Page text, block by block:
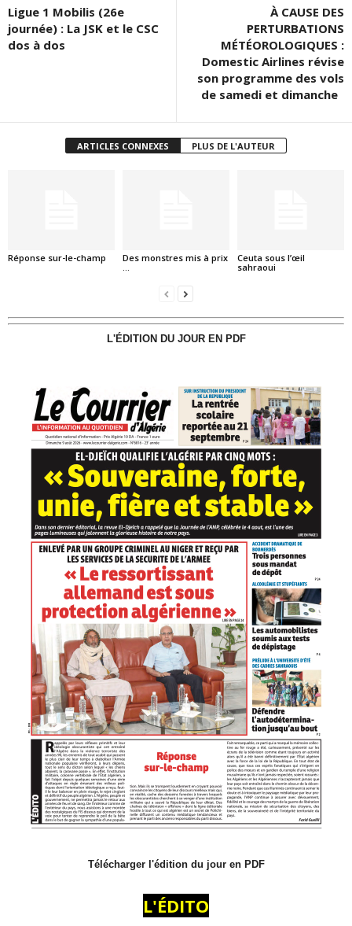
Ligue 1 Mobilis (26e
journée) : La JSK et le CSC
dos à dos
À CAUSE DES
PERTURBATIONS
MÉTÉOROLOGIQUES :
Domestic Airlines révise
son programme des vols
de samedi et dimanche
ARTICLES CONNEXES PLUS DE L'AUTEUR
Réponse sur-le-champ
Des monstres mis à prix
Ceuta sous l’œil
sahraoui
L'ÉDITION DU JOUR EN PDF
Télécharger l'édition du jour en PDF
L'ÉDITO